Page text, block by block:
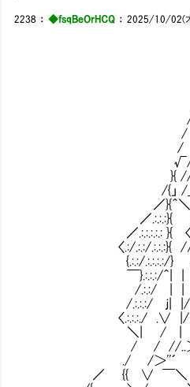
2238 ：◆fsqBeOrHCQ ：2025/10/02(
＿＿
_.. -=ﾆ `ヽ
_..-ﾆ ／
_- ／ ／￣
､' ､′ ､
/ ､′ ､′
/ / ／ ､′ ､
/ ／ ､′ ､
√/ ／ / ′
}{ //／ /| | /
/{」 /＿__/
／}{＾＼../＾∨|
／.:.:.:}{ / } | ヽ,( .)
／.:.:.:.:.: }{ 〈 ｒー
〈.:/.:.:/.:.:.:}{ /∧ |
{.:.:/.:.:.:.:/} ..∧
￣}.:.:.:/＾| | ∨.|∧
/.:.:/ | | ∨ |
/.:.:.:/ ｊ| |/ ∨ !|
〈.:.:.:./ .∨ |/∧
＼| / | ∧ |
/ / //..＞∧ |
./ /＞''´ ∧、
／ {{ ∨ ￣＼ }